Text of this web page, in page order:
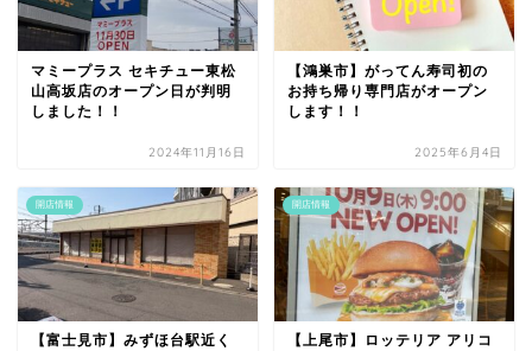
マミープラス セキチュー東松
山高坂店のオープン日が判明
しました！！
2024年11月16日
【鴻巣市】がってん寿司初の
お持ち帰り専門店がオープン
します！！
2025年6月4日
開店情報
【富士見市】みずほ台駅近く
開店情報
【上尾市】ロッテリア アリコ